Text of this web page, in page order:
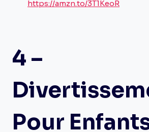
https://amzn.to/3T1KeoR
4 –
Pour